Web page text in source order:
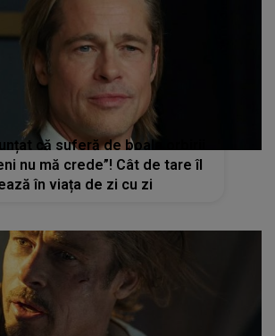
că suferă de boala orbirii
nu mă crede”! Cât de tare îl
în viața de zi cu zi